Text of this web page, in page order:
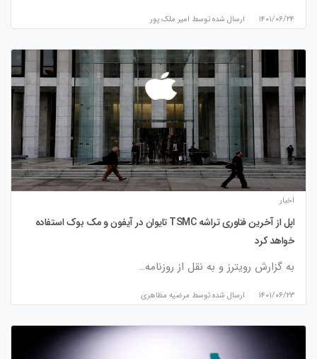
۱۴۰۱/۰۶/۲۴ ارسال شده توسط امیر ملک پور
اخبار
اپل از آخرین فناوری تراشه TSMC تایوان در آیفون و مک بوک استفاده
خواهد کرد
به گزارش رویترز و به نقل از روزنامه…
۱۴۰۱/۰۶/۲۳ ارسال شده توسط مرضیه مظاهری